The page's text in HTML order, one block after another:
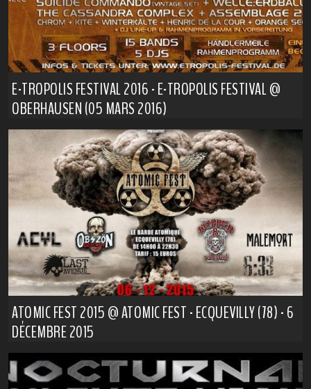
E-TROPOLIS FESTIVAL 2016 - E-TROPOLIS FESTIVAL @
OBERHAUSEN (05 MARS 2016)
ATOMIC FEST 2015 @ ATOMIC FEST - ECQUEVILLY (78) - 6
DÉCEMBRE 2015